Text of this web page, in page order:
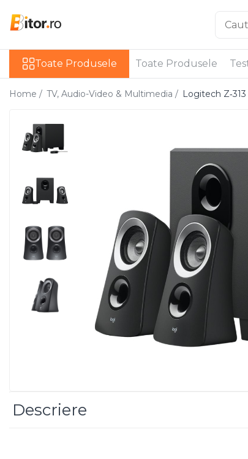
Laptop , PC, Tablete
Laptop-uri
Laptop-uri Gaming
Laptop-uri Business
Desktop PC
Sistem barebone
Acesorii
Consumabile
Imprimante & Multifuncționale
Imprimanta Laser Color
Imprimanta Laser Mono
Imprimante Cerneală
Imprimante Matriciale
Multifuncțional Cerneală
Consumabile - cerneală
Toate Produsele Toate Produsele
Home / TV, Audio-Video & Multimedia / Logitech
Descriere